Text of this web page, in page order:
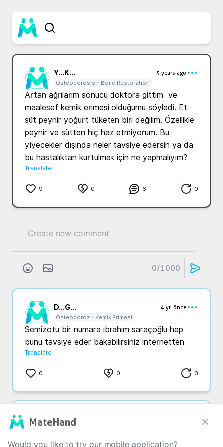
Y...K...
5 years ago
Osteoporosis - Bone Restoration
Artan ağrılarım sonucu doktora gittim  ve
maalesef kemik erimesi olduğumu söyledi. Et
süt peynir yoğurt tüketen biri değilim. Özellikle
peynir ve sütten hiç haz etmiyorum. Bu
yiyecekler dışında neler tavsiye edersin ya da
bu hastalıktan kurtulmak için ne yapmalıyım?
Translate
9 0 6 0
0/1000
D...G...
4 yıl önce
Osteoporoz - Kemik Erimesi
Semizotu bir numara ibrahim saraçoğlu hep
bunu tavsiye eder bakabilirsiniz internetten
Translate
0 0 0
Y...b...
Ayak ve bel ağrılarım vardı doktora gittim
MateHand
Would you like to try our mobile application?